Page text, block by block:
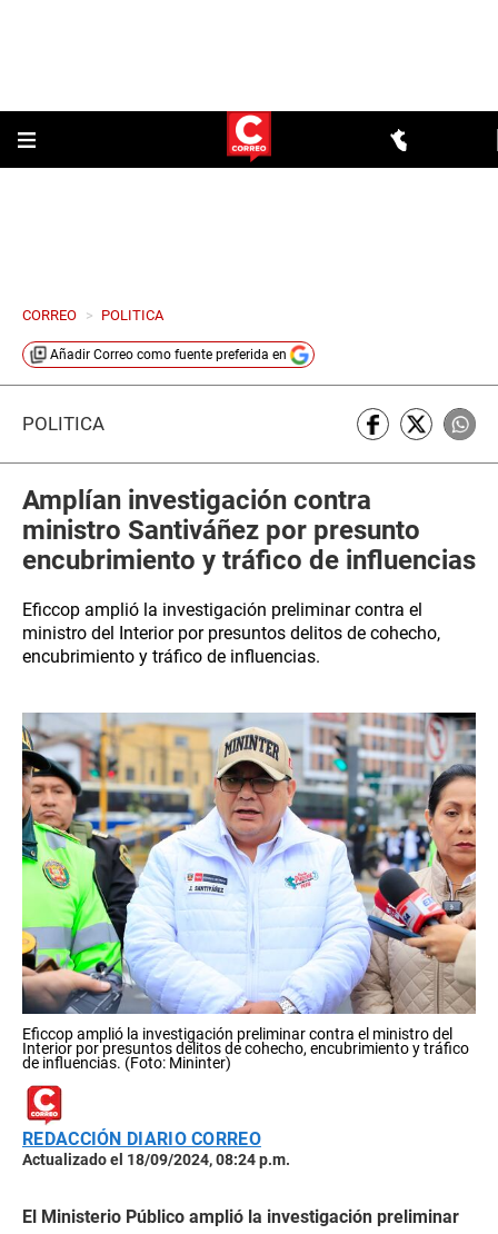
CORREO > POLITICA
Añadir Correo como fuente preferida en
POLÍTICA
Amplían investigación contra
ministro Santiváñez por presunto
encubrimiento y tráfico de influencias
Eficcop amplió la investigación preliminar contra el
ministro del Interior por presuntos delitos de cohecho,
encubrimiento y tráfico de influencias.
Eficcop amplió la investigación preliminar contra el ministro del
Interior por presuntos delitos de cohecho, encubrimiento y tráfico
de influencias. (Foto: Mininter)
REDACCIÓN DIARIO CORREO
Actualizado el 18/09/2024, 08:24 p.m.
El Ministerio Público amplió la investigación preliminar